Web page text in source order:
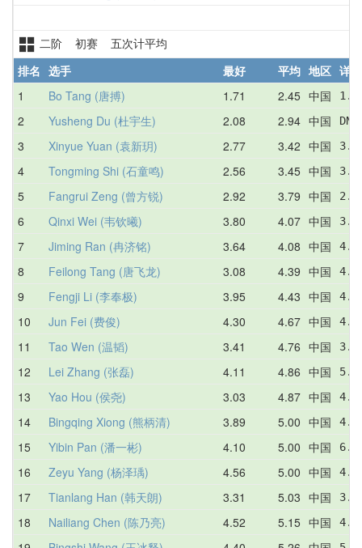
二阶 初赛 五次计平均
排名 选手 最好 平均 地区 详情
1
Bo Tang (唐搏) 1.71 2.45 中国
2 Yusheng Du (杜宇生) 2.08 2.94 中国
3 Xinyue Yuan (袁新玥) 2.77 3.42 中国
4 Tongming Shi (石童鸣) 2.56 3.45 中国
5 Fangrui Zeng (曾方锐) 2.92 3.79 中国
6 Qinxi Wei (韦钦曦) 3.80 4.07 中国
7 Jiming Ran (冉济铭) 3.64 4.08 中国
8 Feilong Tang (唐飞龙) 3.08 4.39 中国
9 Fengji Li (李奉极) 3.95 4.43 中国
10 Jun Fei (费俊) 4.30 4.67 中国
11 Tao Wen (温韬) 3.41 4.76 中国
12 Lei Zhang (张磊) 4.11 4.86 中国
13 Yao Hou (侯尧) 3.03 4.87 中国
14 Bingqing Xiong (熊柄清) 3.89 5.00 中国
15 Yibin Pan (潘一彬) 4.10 5.00 中国
16 Zeyu Yang (杨泽瑀) 4.56 5.00 中国
17 Tianlang Han (韩天朗) 3.31 5.03 中国
18 Nailiang Chen (陈乃亮) 4.52 5.15 中国